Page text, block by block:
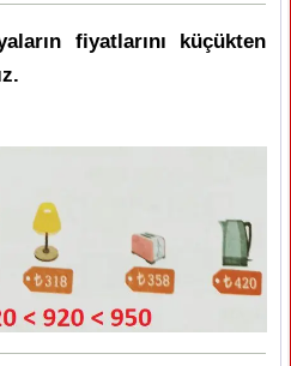
fiyatlarını küçükten